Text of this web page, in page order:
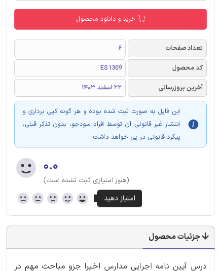
خرید و دانلود محصول
تعداد صفحات
6
کد محصول
ES1309
آخرین بروزرسانی
22 اسفند 1403
این فایل به صورت ثبت شده بوده و هر گونه کپی برداری و
انتشار غیر قانونی آن توسط افراد سودجو، بدون تذکر قبلی،
پیگرد قانونی در پی خواهد داشت.
۰.۰
(هنوز امتیازی ثبت نشده است)
جزئیات محصول
درس آیین نامه اجرایی مدارس اخیرا جزو مباحث مهم در